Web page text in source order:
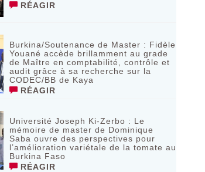
RÉAGIR
Burkina/Soutenance de Master : Fidèle
Youané accède brillamment au grade
de Maître en comptabilité, contrôle et
audit grâce à sa recherche sur la
CODEC/BB de Kaya
RÉAGIR
Université Joseph Ki-Zerbo : Le
mémoire de master de Dominique
Saba ouvre des perspectives pour
l’amélioration variétale de la tomate au
Burkina Faso
RÉAGIR